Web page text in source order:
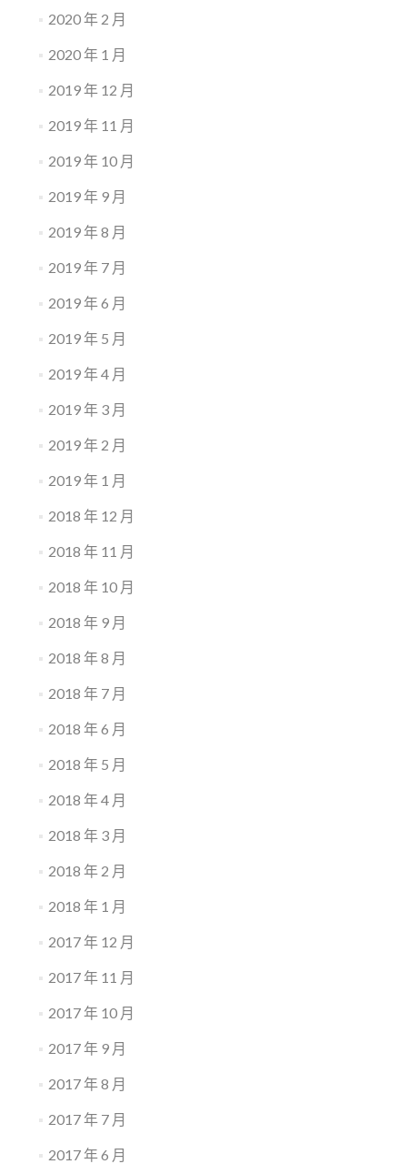
2020 年 2 月
2020 年 1 月
2019 年 12 月
2019 年 11 月
2019 年 10 月
2019 年 9 月
2019 年 8 月
2019 年 7 月
2019 年 6 月
2019 年 5 月
2019 年 4 月
2019 年 3 月
2019 年 2 月
2019 年 1 月
2018 年 12 月
2018 年 11 月
2018 年 10 月
2018 年 9 月
2018 年 8 月
2018 年 7 月
2018 年 6 月
2018 年 5 月
2018 年 4 月
2018 年 3 月
2018 年 2 月
2018 年 1 月
2017 年 12 月
2017 年 11 月
2017 年 10 月
2017 年 9 月
2017 年 8 月
2017 年 7 月
2017 年 6 月